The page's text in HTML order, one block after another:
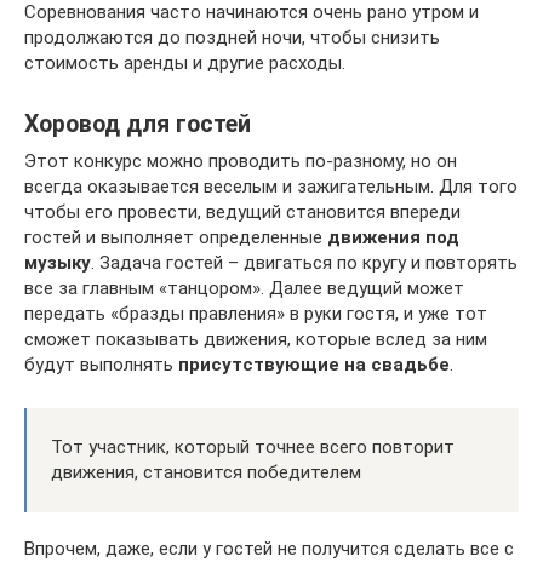
Соревнования часто начинаются очень рано утром и
продолжаются до поздней ночи, чтобы снизить
стоимость аренды и другие расходы.
Хоровод для гостей
Этот конкурс можно проводить по-разному, но он
всегда оказывается веселым и зажигательным. Для того
чтобы его провести, ведущий становится впереди
гостей и выполняет определенные движения под
музыку. Задача гостей – двигаться по кругу и повторять
все за главным «танцором». Далее ведущий может
передать «бразды правления» в руки гостя, и уже тот
сможет показывать движения, которые вслед за ним
будут выполнять присутствующие на свадьбе.
Тот участник, который точнее всего повторит
движения, становится победителем
Впрочем, даже, если у гостей не получится сделать все с